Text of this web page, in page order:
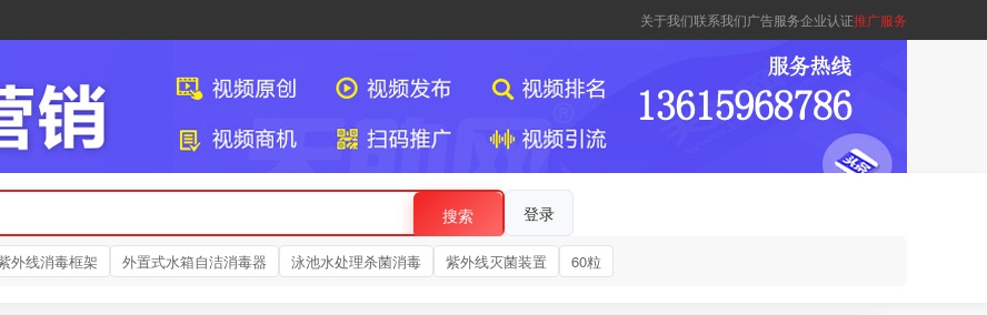
关于我们联系我们广告服务企业认证推广服务
搜索 登录
外线消毒框架 外置式水箱自洁消毒器 泳池水处理杀菌消毒 紫外线灭菌装置 60粒